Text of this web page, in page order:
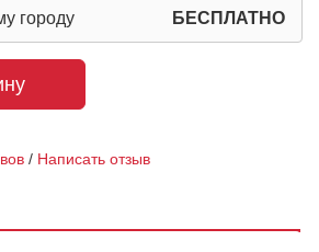
городу БЕСПЛАТНО
/ Написать отзыв